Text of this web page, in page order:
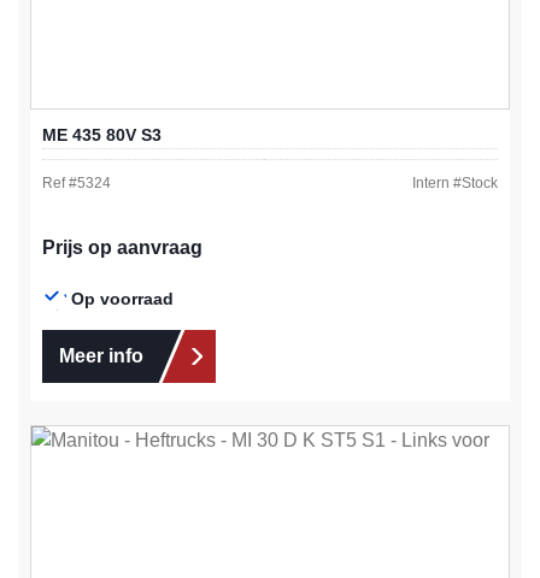
ME 435 80V S3
Ref #5324 Intern #Stock
Prijs op aanvraag
Op voorraad
Meer info